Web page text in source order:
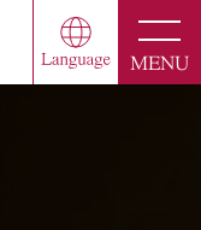
MENU